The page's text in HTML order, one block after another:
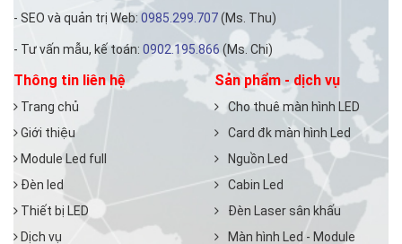
- SEO và quản trị Web: 0985.299.707(Ms. Thu)
- Tư vấn mẫu, kế toán: 0902.195.866 (Ms. Chi)
Thông tin liên hệ
Trang chủ
Giới thiệu
Module Led full
Đèn led
Thiết bị LED
Dịch vụ
Sản phẩm - dịch vụ
Cho thuê màn hình LED
Card đk màn hình Led
Nguồn Led
Cabin Led
Đèn Laser sân khấu
Màn hình Led - Module